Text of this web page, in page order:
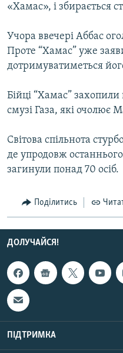
Усі сайти RFE/RL
«Хамас», і збирається
Учора ввечері Аббас
Проте “Хамас” уже
дотримуватиметься
Бійці “Хамас” захопили
смузі Газа, які очолює
Світова спільнота
де упродовж
загинули понад 70 осіб.
Поділитись
ДОЛУЧАЙСЯ!
ПІДТРИМКА